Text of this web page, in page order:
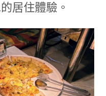
居住體驗。